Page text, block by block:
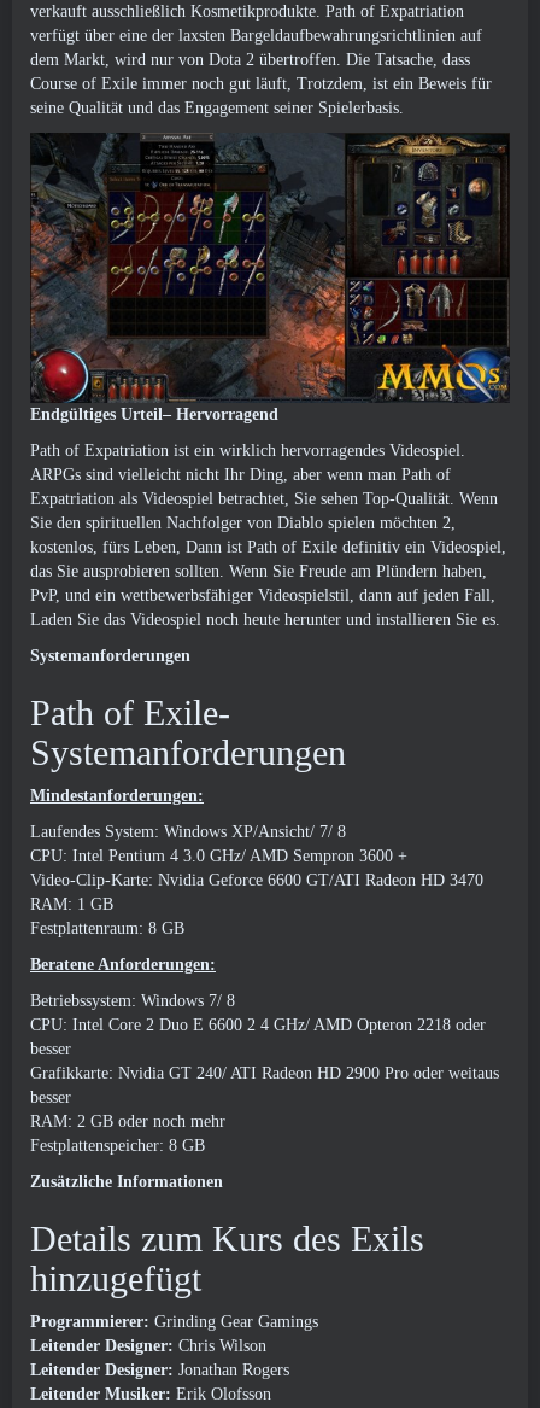
verkauft ausschließlich Kosmetikprodukte. Path of Expatriation
verfügt über eine der laxsten Bargeldaufbewahrungsrichtlinien auf
dem Markt, wird nur von Dota 2 übertroffen. Die Tatsache, dass
Course of Exile immer noch gut läuft, Trotzdem, ist ein Beweis für
seine Qualität und das Engagement seiner Spielerbasis.
Endgültiges Urteil– Hervorragend
Path of Expatriation ist ein wirklich hervorragendes Videospiel.
ARPGs sind vielleicht nicht Ihr Ding, aber wenn man Path of
Expatriation als Videospiel betrachtet, Sie sehen Top-Qualität. Wenn
Sie den spirituellen Nachfolger von Diablo spielen möchten 2,
kostenlos, fürs Leben, Dann ist Path of Exile definitiv ein Videospiel,
das Sie ausprobieren sollten. Wenn Sie Freude am Plündern haben,
PvP, und ein wettbewerbsfähiger Videospielstil, dann auf jeden Fall,
Laden Sie das Videospiel noch heute herunter und installieren Sie es.
Systemanforderungen
Path of Exile-
Systemanforderungen
Mindestanforderungen:
Laufendes System: Windows XP/Ansicht/ 7/ 8
CPU: Intel Pentium 4 3.0 GHz/ AMD Sempron 3600 +
Video-Clip-Karte: Nvidia Geforce 6600 GT/ATI Radeon HD 3470
RAM: 1 GB
Festplattenraum: 8 GB
Beratene Anforderungen:
Betriebssystem: Windows 7/ 8
CPU: Intel Core 2 Duo E 6600 2 4 GHz/ AMD Opteron 2218 oder
besser
Grafikkarte: Nvidia GT 240/ ATI Radeon HD 2900 Pro oder weitaus
besser
RAM: 2 GB oder noch mehr
Festplattenspeicher: 8 GB
Zusätzliche Informationen
Details zum Kurs des Exils
hinzugefügt
Programmierer: Grinding Gear Gamings
Leitender Designer: Chris Wilson
Leitender Designer: Jonathan Rogers
Leitender Musiker: Erik Olofsson